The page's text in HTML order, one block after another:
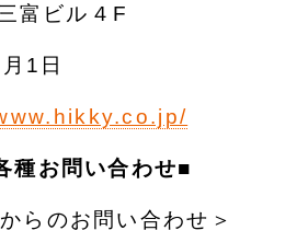
富ビル４F
1日
種お問い合わせ■
らのお問い合わせ＞